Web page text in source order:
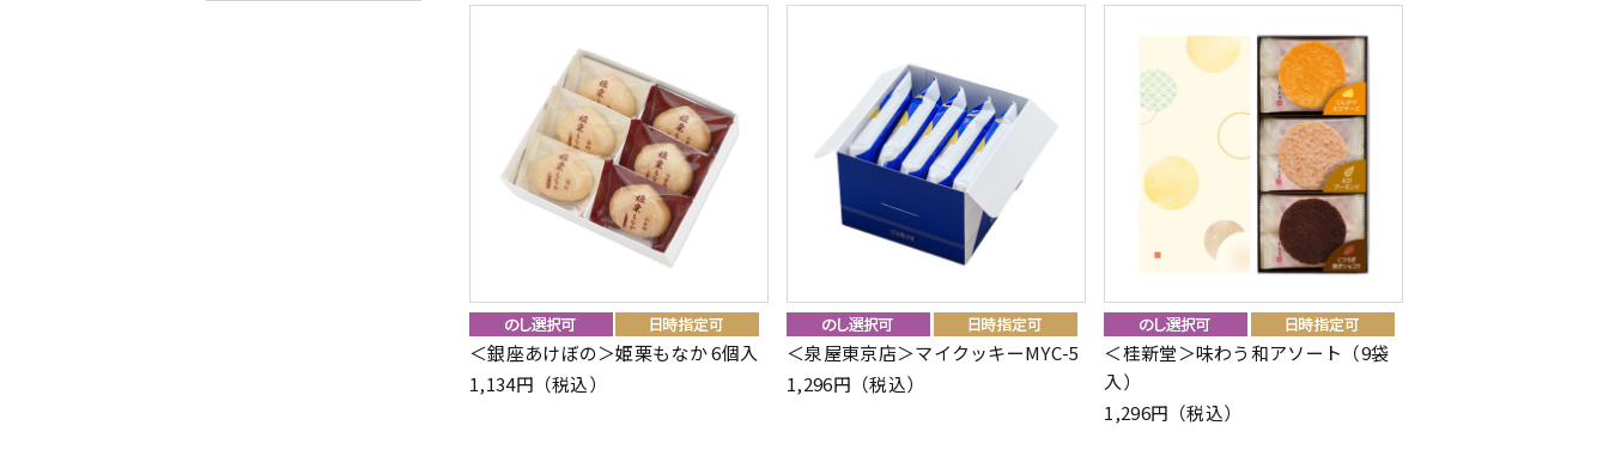
＜銀座あけぼの＞姫栗もなか 6個入
1,134円（税込）
＜泉屋東京店＞マイクッキーMYC-5
1,296円（税込）
＜桂新堂＞味わう和アソート（9袋
入）
1,296円（税込）